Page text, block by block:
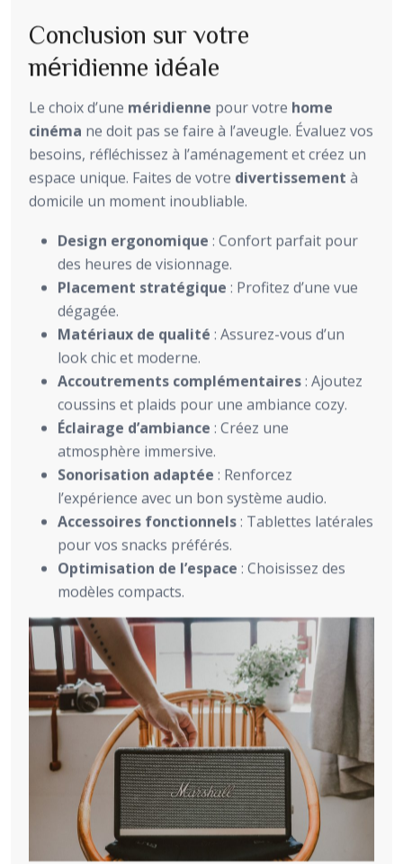
Conclusion sur votre
méridienne idéale
Le choix d’une méridienne pour votre home
cinéma ne doit pas se faire à l’aveugle. Évaluez vos
besoins, réfléchissez à l’aménagement et créez un
espace unique. Faites de votre divertissement à
domicile un moment inoubliable.
Design ergonomique : Confort parfait pour
des heures de visionnage.
Placement stratégique : Profitez d’une vue
dégagée.
Matériaux de qualité : Assurez-vous d’un
look chic et moderne.
Accoutrements complémentaires: Ajoutez
coussins et plaids pour une ambiance cozy.
Éclairage d’ambiance : Créez une
atmosphère immersive.
Sonorisation adaptée : Renforcez
l’expérience avec un bon système audio.
Accessoires fonctionnels: Tablettes latérales
pour vos snacks préférés.
Optimisation de l’espace : Choisissez des
modèles compacts.